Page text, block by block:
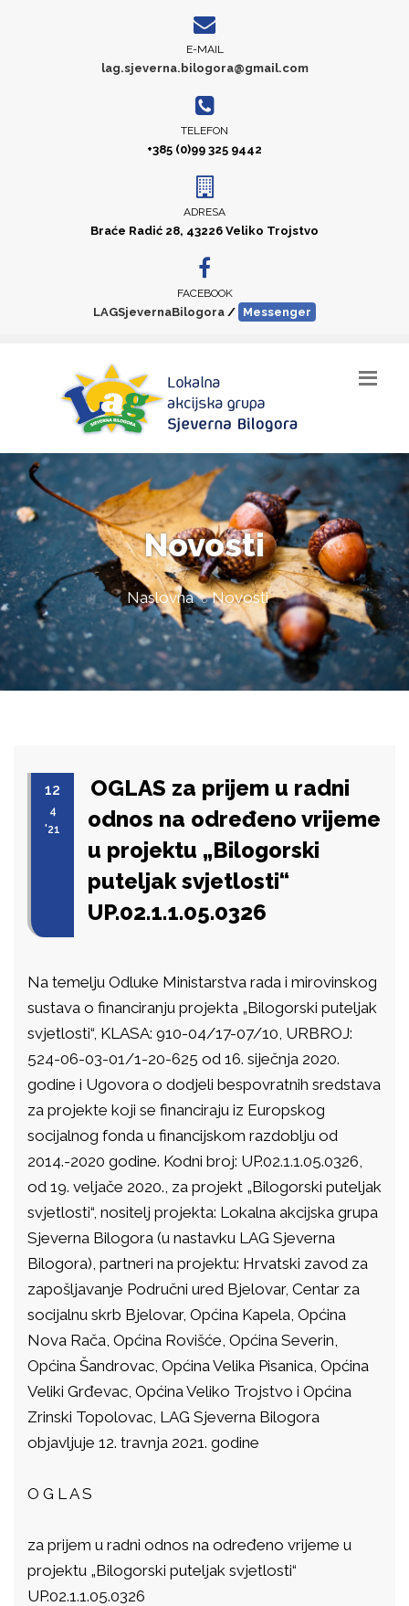
E-MAIL
lag.sjeverna.bilogora@gmail.com
TELEFON
+385 (0)99 325 9442
ADRESA
Braće Radić 28, 43226 Veliko Trojstvo
FACEBOOK
LAGSjevernaBilogora / Messenger
Novosti
Naslovna Novosti
12
4
'21
OGLAS za prijem u radni
odnos na određeno vrijeme
u projektu „Bilogorski
puteljak svjetlosti“
UP.02.1.1.05.0326
Na temelju Odluke Ministarstva rada i mirovinskog
sustava o financiranju projekta „Bilogorski puteljak
svjetlosti“, KLASA: 910-04/17-07/10, URBROJ:
524-06-03-01/1-20-625 od 16. siječnja 2020.
godine i Ugovora o dodjeli bespovratnih sredstava
za projekte koji se financiraju iz Europskog
socijalnog fonda u financijskom razdoblju od
2014.-2020 godine. Kodni broj: UP.02.1.1.05.0326,
od 19. veljače 2020., za projekt „Bilogorski puteljak
svjetlosti“, nositelj projekta: Lokalna akcijska grupa
Sjeverna Bilogora (u nastavku LAG Sjeverna
Bilogora), partneri na projektu: Hrvatski zavod za
zapošljavanje Područni ured Bjelovar, Centar za
socijalnu skrb Bjelovar, Općina Kapela, Općina
Nova Rača, Općina Rovišće, Općina Severin,
Općina Šandrovac, Općina Velika Pisanica, Općina
Veliki Grđevac, Općina Veliko Trojstvo i Općina
Zrinski Topolovac, LAG Sjeverna Bilogora
objavljuje 12. travnja 2021. godine
O G L A S
za prijem u radni odnos na određeno vrijeme u
projektu „Bilogorski puteljak svjetlosti“
UP.02.1.1.05.0326